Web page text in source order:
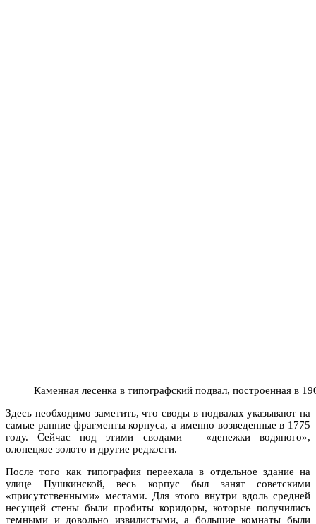
Каменная лесенка в типографский подвал, построенная в
Здесь необходимо заметить, что своды в подвалах указывают на
самые ранние фрагменты корпуса, а именно возведенные в 1775
году. Сейчас под этими сводами – «денежки водяного»,
олонецкое золото и другие редкости.
После того как типография переехала в отдельное здание на
улице Пушкинской, весь корпус был занят советскими
«присутственными» местами. Для этого внутри вдоль средней
несущей стены были пробиты коридоры, которые получились
темными и довольно извилистыми, а большие комнаты были